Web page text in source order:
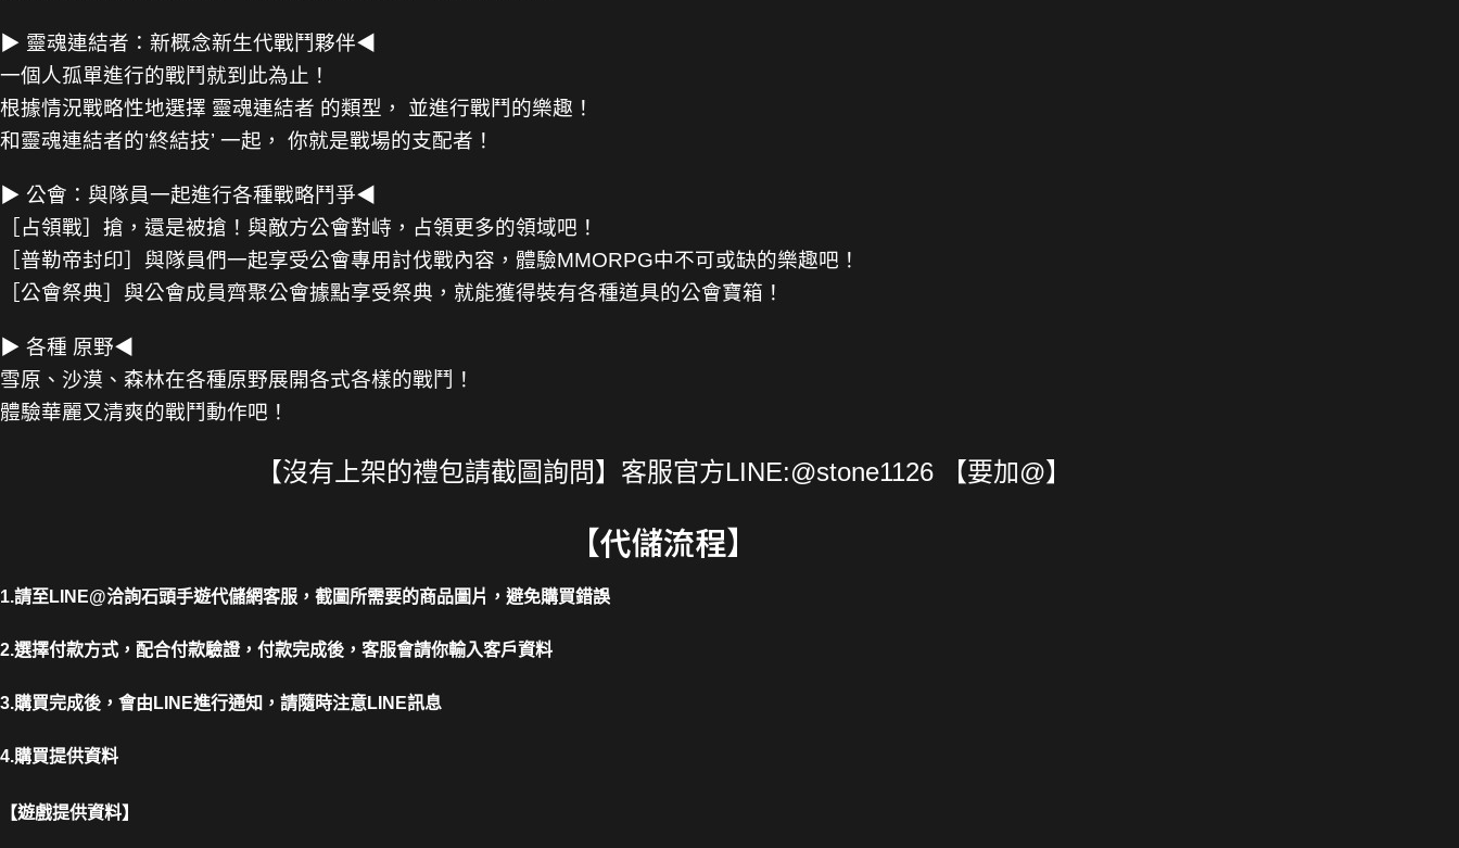
▶ 靈魂連結者：新概念新生代戰鬥夥伴◀
一個人孤單進行的戰鬥就到此為止！
根據情況戰略性地選擇 靈魂連結者 的類型， 並進行戰鬥的樂趣！
和靈魂連結者的’終結技’ 一起， 你就是戰場的支配者！
▶ 公會：與隊員一起進行各種戰略鬥爭◀
［占領戰］搶，還是被搶！與敵方公會對峙，占領更多的領域吧！
［普勒帝封印］與隊員們一起享受公會專用討伐戰內容，體驗MMORPG中不可或缺的樂趣吧！
［公會祭典］與公會成員齊聚公會據點享受祭典，就能獲得裝有各種道具的公會寶箱！
▶ 各種 原野◀
雪原、沙漠、森林在各種原野展開各式各樣的戰鬥！
體驗華麗又清爽的戰鬥動作吧！
【沒有上架的禮包請截圖詢問】客服官方LINE:@stone1126 【要加@】
【代儲流程】
1.請至LINE@洽詢石頭手遊代儲網客服，截圖所需要的商品圖片，避免購買錯誤
2.選擇付款方式，配合付款驗證，付款完成後，客服會請你輸入客戶資料
3.購買完成後，會由LINE進行通知，請隨時注意LINE訊息
4.購買提供資料
【遊戲提供資料】